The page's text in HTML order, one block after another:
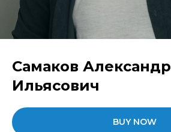
Самаков Александр
Ильясович
BUY NOW